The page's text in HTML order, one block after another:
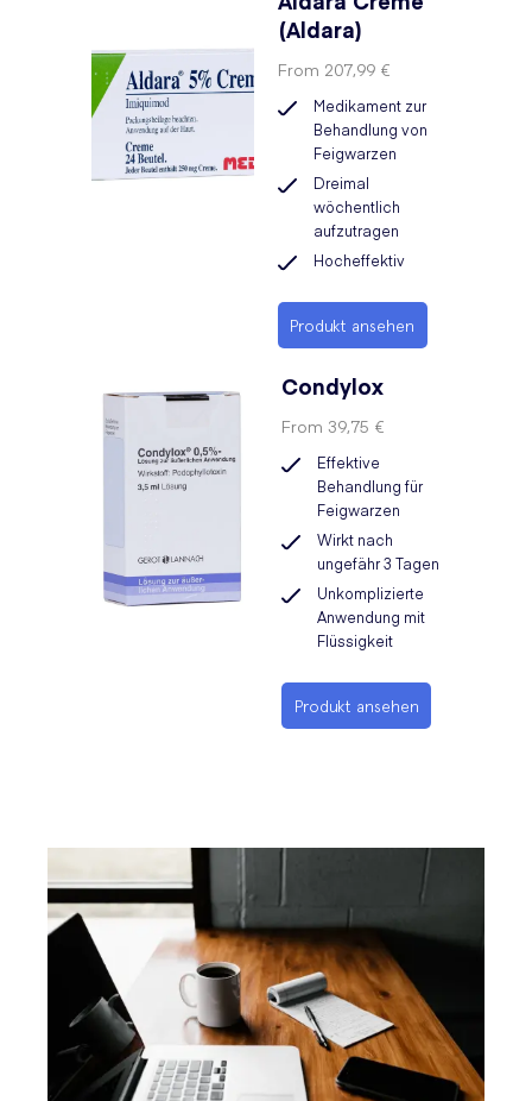
(Aldara)
From 207,99 €
Medikament zur
Behandlung von
Feigwarzen
Dreimal
wöchentlich
aufzutragen
Hocheffektiv
Produkt ansehen
Condylox
From39,75 €
Effektive
Behandlung für
Feigwarzen
Wirkt nach
ungefähr 3 Tagen
Unkomplizierte
Anwendung mit
Flüssigkeit
Produkt ansehen